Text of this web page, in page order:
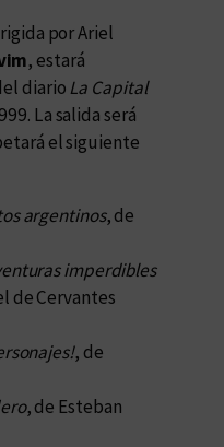
por Ariel
, estará
diarioLa Capital
La salida será
el siguiente
argentinos, de
imperdibles
de Cervantes
, de
, de Esteban